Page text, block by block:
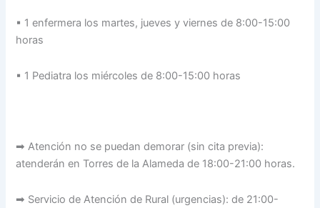
▪ 1 enfermera los martes, jueves y viernes de 8:00-15:00
horas
▪ 1 Pediatra los miércoles de 8:00-15:00 horas
➡ Atención no se puedan demorar (sin cita previa):
atenderán en Torres de la Alameda de 18:00-21:00 horas.
➡ Servicio de Atención de Rural (urgencias): de 21:00-